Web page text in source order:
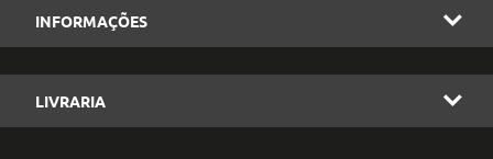
INFORMAÇÕES
LIVRARIA